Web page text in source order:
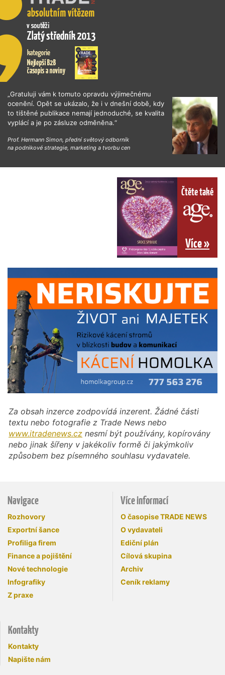
„Gratuluji vám k tomuto opravdu výjimečnému
ocenění. Opět se ukázalo, že i v dnešní době, kdy
to tištěné publikace nemají jednoduché, se kvalita
vyplácí a je po zásluze odměněna.“
Prof. Hermann Simon, přední světový odborník
na podnikové strategie, marketing a tvorbu cen
Čtěte také
Více »
Za obsah inzerce zodpovídá inzerent. Žádné části
textu nebo fotografie z Trade News nebo
www.itradenews.cz nesmí být používány, kopírovány
nebo jinak šířeny v jakékoliv formě či jakýmkoliv
způsobem bez písemného souhlasu vydavatele.
Navigace
Rozhovory
Exportní šance
Profiliga firem
Finance a pojištění
Nové technologie
Infografiky
Z praxe
Více informací
O časopise TRADE NEWS
O vydavateli
Ediční plán
Cílová skupina
Archiv
Ceník reklamy
Kontakty
Kontakty
Napište nám